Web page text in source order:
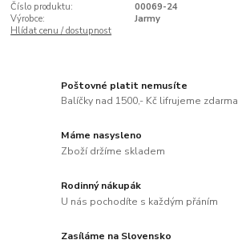
Číslo produktu:
00069-24
Výrobce:
Jarmy
Hlídat cenu / dostupnost
Poštovné platit nemusíte
Balíčky nad 1500,- Kč lifrujeme zdarma
Máme nasysleno
Zboží držíme skladem
Rodinný nákupák
U nás pochodíte s každým přáním
Zasíláme na Slovensko